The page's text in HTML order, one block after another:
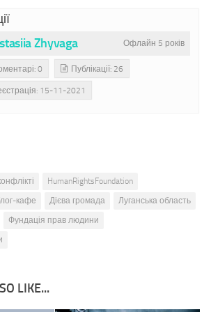
Офлайн 5 років
Zhyvaga
0 Публікації: 26
15-11-2021
HumanRightsFoundation
кафе Дієва громада
Луганська область
Фундація прав людини
LIKE...